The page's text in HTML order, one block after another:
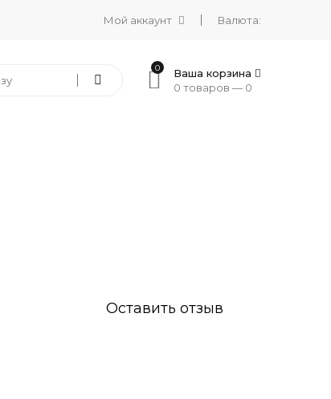
Мой аккаунт Валюта:
0
Ваша корзина
0 товаров — 0
Оставить отзыв